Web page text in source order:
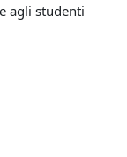
agli studenti